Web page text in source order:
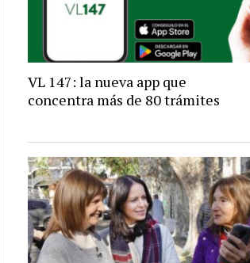
VL 147: la nueva app que
concentra más de 80 trámites